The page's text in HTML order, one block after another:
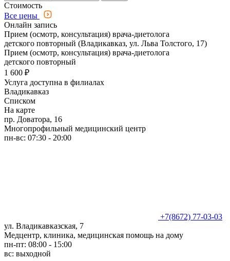
Стоимость
Все цены
Онлайн запись
Прием (осмотр, консультация) врача-диетолога
детского повторный (Владикавказ, ул. Льва Толстого, 17)
Прием (осмотр, консультация) врача-диетолога
детского повторный
1 600 ₽
Услуга доступна в филиалах
Владикавказ
Списком
На карте
пр. Доватора, 16
Многопрофильный медицинский центр
пн-вс: 07:30 - 20:00
+7(8672) 77-03-03
ул. Владикавказская, 7
Медцентр, клиника, медицинская помощь на дому
пн-пт: 08:00 - 15:00
вс: выходной